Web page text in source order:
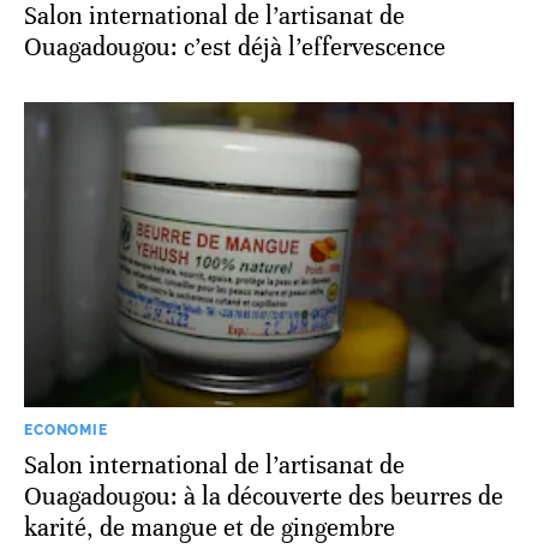
Salon international de l’artisanat de
Ouagadougou: c’est déjà l’effervescence
ECONOMIE
Salon international de l’artisanat de
Ouagadougou: à la découverte des beurres de
karité, de mangue et de gingembre